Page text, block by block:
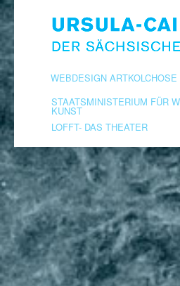
WEBDESIGN ARTKOLCHOSE
STAATSMINISTERIUM FÜR
KUNST
LOFFT- DAS THEATER